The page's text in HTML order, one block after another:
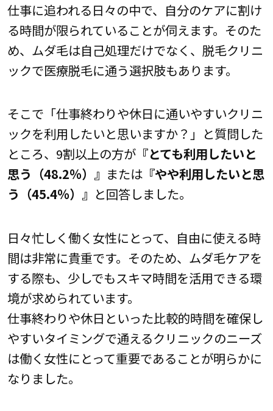
仕事に追われる日々の中で、自分のケアに割け
る時間が限られていることが伺えます。そのた
め、ムダ毛は自己処理だけでなく、脱毛クリニ
ックで医療脱毛に通う選択肢もあります。
そこで「仕事終わりや休日に通いやすいクリニ
ックを利用したいと思いますか？」と質問した
ところ、9割以上の方が『とても利用したいと
思う（48.2％）』 または『やや利用したいと思
う（45.4％）』 と回答しました。
日々忙しく働く女性にとって、自由に使える時
間は非常に貴重です。そのため、ムダ毛ケアを
する際も、少しでもスキマ時間を活用できる環
境が求められています。
仕事終わりや休日といった比較的時間を確保し
やすいタイミングで通えるクリニックのニーズ
は働く女性にとって重要であることが明らかに
なりました。